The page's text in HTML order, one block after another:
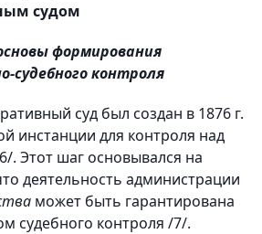
судом
формирования
судебного контроля
суд был создан в 1876 г.
инстанции для контроля над
. Этот шаг основывался на
деятельность администрации
может быть гарантирована
судебного контроля /7/.